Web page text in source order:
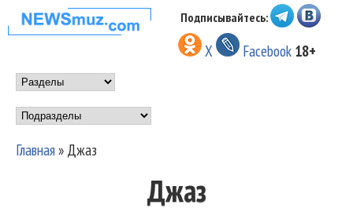
Перейти к основному
содержанию
НОВОСТИ
МУЗЫКИ И
ШОУ БИЗНЕСА
NEWSMUZ.COM
Подписывайтесь:
X Facebook 18+
Main menu
Подразделы
Вы здесь
Главная» Джаз
Джаз